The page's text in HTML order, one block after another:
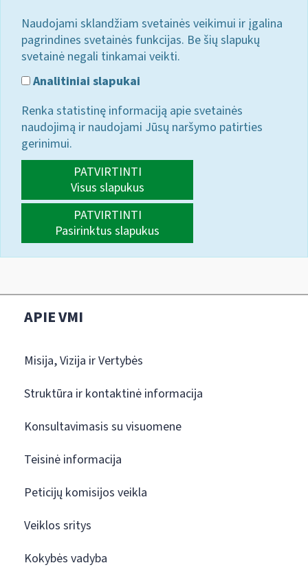
Naudojami sklandžiam svetainės veikimui ir įgalina
pagrindines svetainės funkcijas. Be šių slapukų
svetainė negali tinkamai veikti.
Analitiniai slapukai
Renka statistinę informaciją apie svetainės
naudojimą ir naudojami Jūsų naršymo patirties
gerinimui.
PATVIRTINTI
Visus slapukus
PATVIRTINTI
Pasirinktus slapukus
APIE VMI
Misija, Vizija ir Vertybės
Struktūra ir kontaktinė informacija
Konsultavimasis su visuomene
Teisinė informacija
Peticijų komisijos veikla
Veiklos sritys
Kokybės vadyba